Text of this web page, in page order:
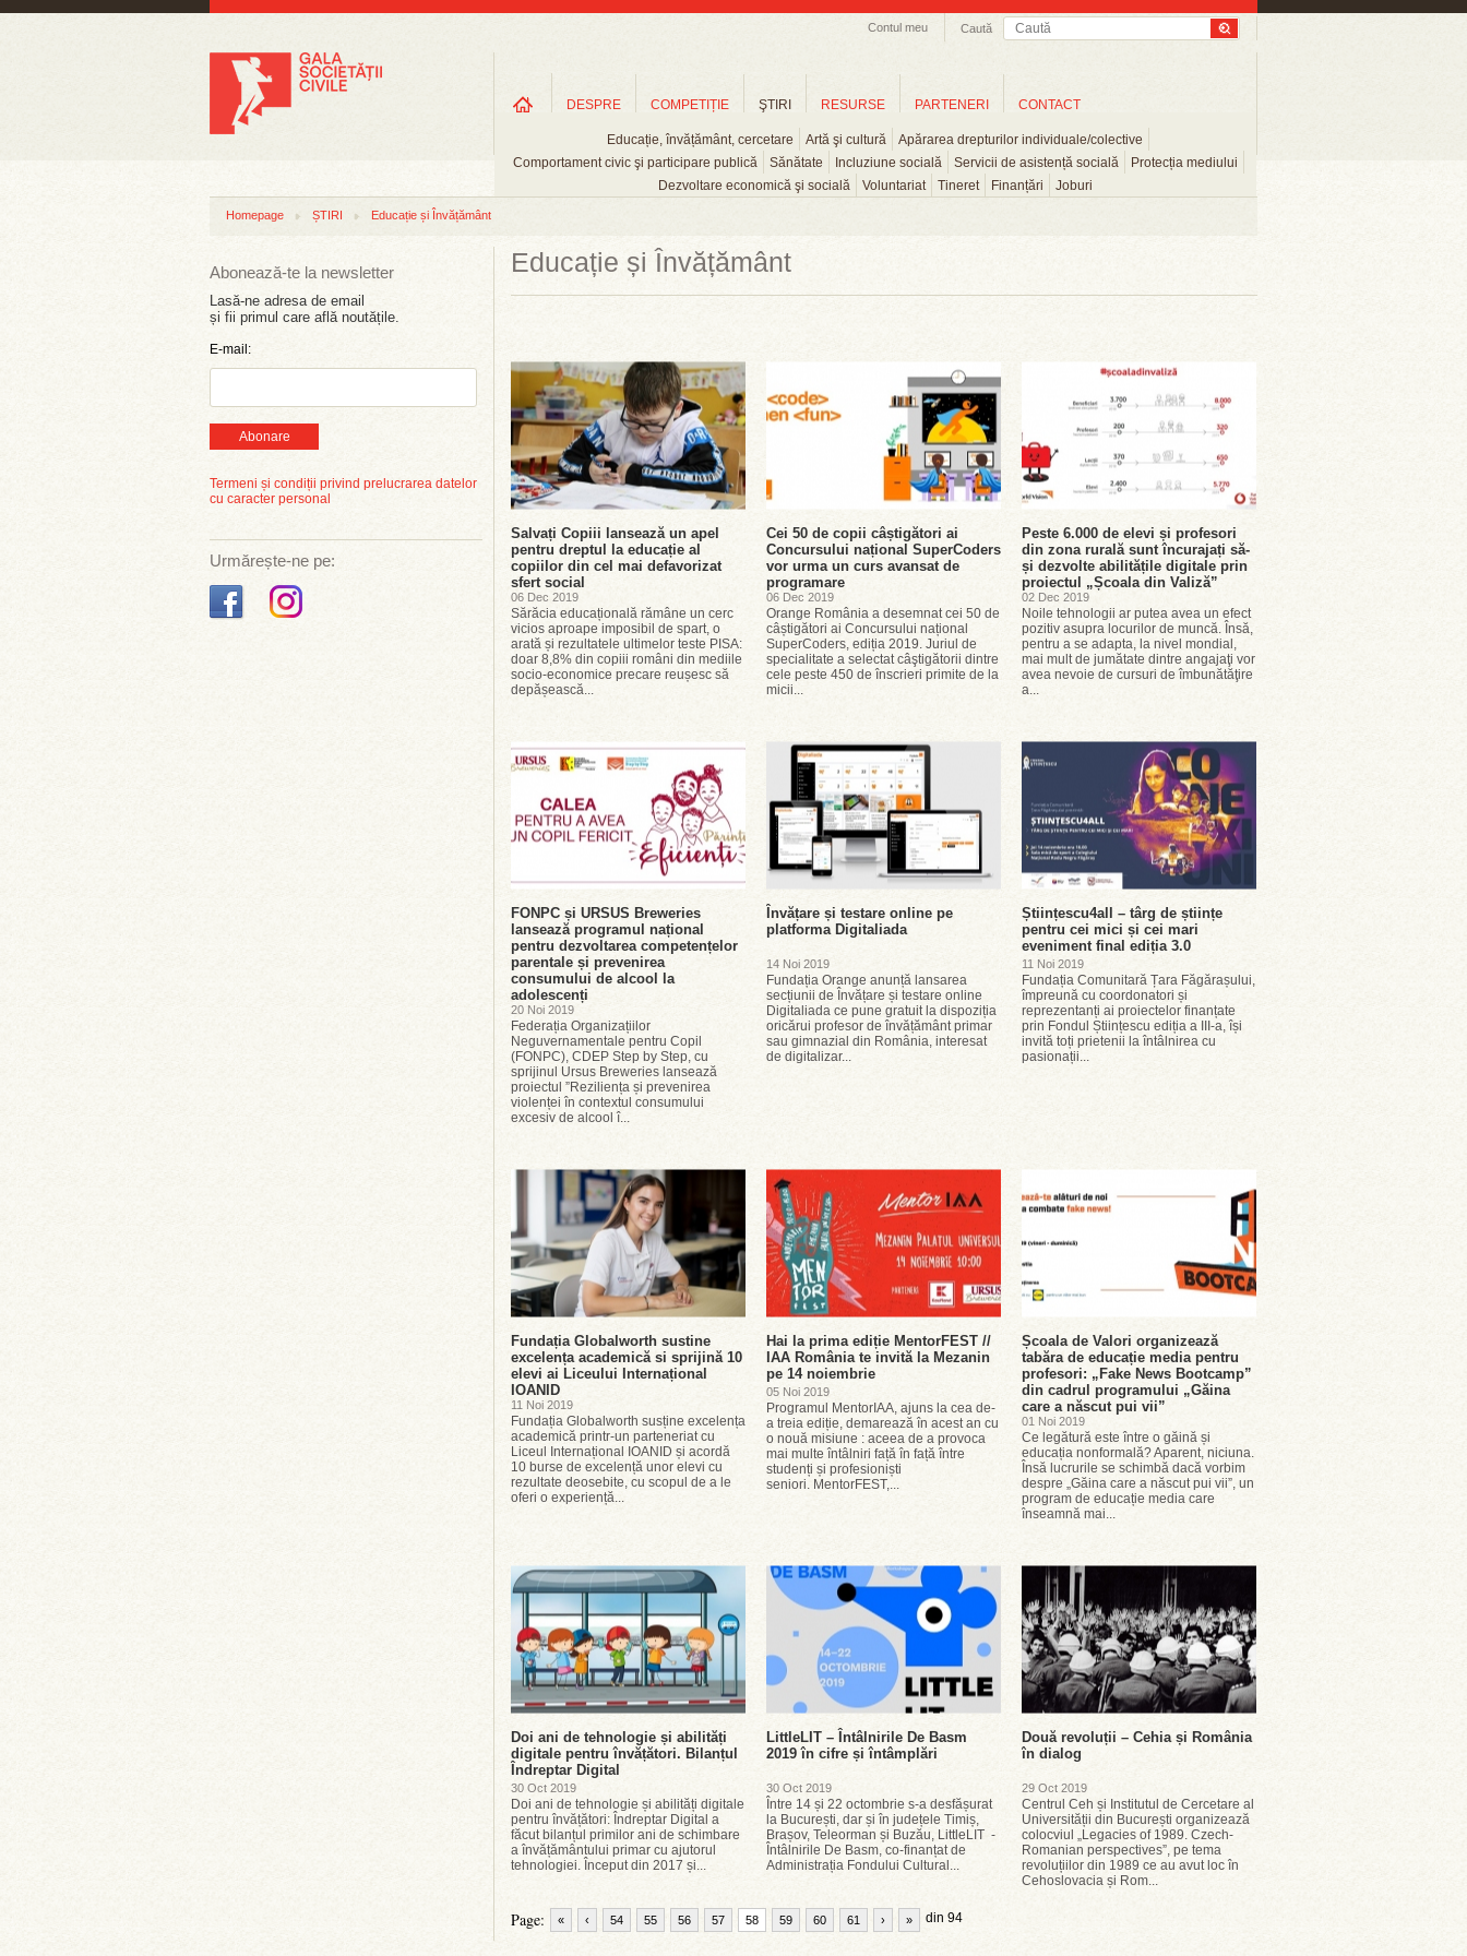
Caută
Contul meu
DESPRE COMPETIȚIE ŞTIRI
Educație, învățământ, cercetare Artă şi cultură
Apărarea drepturilor individuale/colective
Comportament civic şi participare publică
Sănătate Incluziune socială Servicii de asistență socială
Protecția mediului
Dezvoltare economică şi socială
Voluntariat Tineret Finanțări Joburi
RESURSE PARTENERI CONTACT
Homepage ȘTIRI Educație și Învățământ
Abonează-te la newsletter
Lasă-ne adresa de email
și fii primul care află noutățile.
E-mail:
Abonare
Termeni și condiții privind prelucrarea datelor
cu caracter personal
Urmărește-ne pe:
Educație și Învățământ
Salvați Copiii lansează un apel
pentru dreptul la educație al
copiilor din cel mai defavorizat
sfert social
06 Dec 2019
Sărăcia educațională rămâne un cerc
vicios aproape imposibil de spart, o
arată și rezultatele ultimelor teste PISA:
doar 8,8% din copiii români din mediile
socio-economice precare reușesc să
depășească...
Cei 50 de copii câștigători ai
Concursului național SuperCoders
vor urma un curs avansat de
programare
06 Dec 2019
Orange România a desemnat cei 50 de
câștigători ai Concursului național
SuperCoders, ediția 2019. Juriul de
specialitate a selectat câştigătorii dintre
cele peste 450 de înscrieri primite de la
micii...
Peste 6.000 de elevi și profesori
din zona rurală sunt încurajați să-
și dezvolte abilitățile digitale prin
proiectul „Școala din Valiză”
02 Dec 2019
Noile tehnologii ar putea avea un efect
pozitiv asupra locurilor de muncă. Însă,
pentru a se adapta, la nivel mondial,
mai mult de jumătate dintre angajaţi vor
avea nevoie de cursuri de îmbunătăţire
a...
FONPC și URSUS Breweries
lansează programul național
pentru dezvoltarea competențelor
parentale și prevenirea
consumului de alcool la
adolescenți
20 Noi 2019
Federația Organizațiilor
Neguvernamentale pentru Copil
(FONPC), CDEP Step by Step, cu
sprijinul Ursus Breweries lansează
proiectul ”Reziliența și prevenirea
violenței în contextul consumului
excesiv de alcool î...
Învățare și testare online pe
platforma Digitaliada
14 Noi 2019
Fundația Orange anunță lansarea
secțiunii de Învățare și testare online
Digitaliada ce pune gratuit la dispoziția
oricărui profesor de învățământ primar
sau gimnazial din România, interesat
de digitalizar...
Științescu4all – târg de științe
pentru cei mici și cei mari
eveniment final ediția 3.0
11 Noi 2019
Fundația Comunitară Țara Făgărașului,
împreună cu coordonatori și
reprezentanți ai proiectelor finanțate
prin Fondul Științescu ediția a III-a, își
invită toți prietenii la întâlnirea cu
pasionații...
Fundația Globalworth sustine
excelența academică si sprijină 10
elevi ai Liceului Internațional
IOANID
11 Noi 2019
Fundația Globalworth susține excelența
academică printr-un parteneriat cu
Liceul Internațional IOANID și acordă
10 burse de excelență unor elevi cu
rezultate deosebite, cu scopul de a le
oferi o experiență...
Hai la prima ediție MentorFEST //
IAA România te invită la Mezanin
pe 14 noiembrie
05 Noi 2019
Programul MentorIAA, ajuns la cea de-
a treia ediție, demarează în acest an cu
o nouă misiune : aceea de a provoca
mai multe întâlniri față în față între
studenți și profesioniști
seniori. MentorFEST,...
Școala de Valori organizează
tabăra de educație media pentru
profesori: „Fake News Bootcamp”
din cadrul programului „Găina
care a născut pui vii”
01 Noi 2019
Ce legătură este între o găină și
educația nonformală? Aparent, niciuna.
Însă lucrurile se schimbă dacă vorbim
despre „Găina care a născut pui vii”, un
program de educație media care
înseamnă mai...
Doi ani de tehnologie și abilități
digitale pentru învățători. Bilanțul
Îndreptar Digital
30 Oct 2019
Doi ani de tehnologie și abilități digitale
pentru învățători: Îndreptar Digital a
făcut bilanțul primilor ani de schimbare
a învățământului primar cu ajutorul
tehnologiei. Început din 2017 și...
LittleLIT – Întâlnirile De Basm
2019 în cifre și întâmplări
30 Oct 2019
Între 14 și 22 octombrie s-a desfășurat
la București, dar și în județele Timiș,
Brașov, Teleorman și Buzău, LittleLIT -
Întâlnirile De Basm, co-finanțat de
Administrația Fondului Cultural...
Două revoluții – Cehia și România
în dialog
29 Oct 2019
Centrul Ceh și Institutul de Cercetare al
Universității din București organizează
colocviul „Legacies of 1989. Czech-
Romanian perspectives”, pe tema
revoluțiilor din 1989 ce au avut loc în
Cehoslovacia și Rom...
Page: « ‹ 54 55 56 57 58 59 60 61 din 94
› »